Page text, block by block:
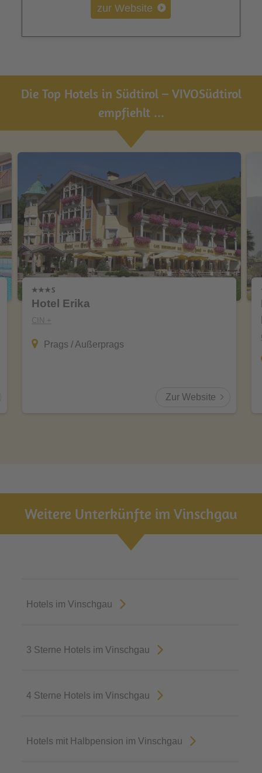
zur Website
Die Top Hotels in Südtirol – VIVOSüdtirol
empfiehlt ...
Hotel Erika
CIN +
Prags / Außerprags
Zur Website
Weitere Unterkünfte im Vinschgau
Hotels im Vinschgau
3 Sterne Hotels im Vinschgau
4 Sterne Hotels im Vinschgau
Hotels mit Halbpension im Vinschgau